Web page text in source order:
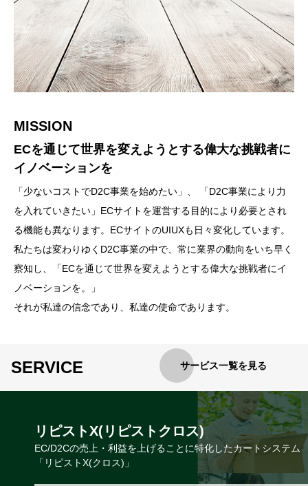
MISSION
ECを通じて世界を変えようとする偉大な挑戦者に
イノベーションを
「少ないコストでD2C事業を始めたい」、 「D2C事業により力
を入れていきたい」ECサイトを運営する目的により必要とされ
る機能も異なります。ECサイトのUIUXも日々変化しています。
私たちは変わりゆくD2C事業の中で、常に業界の動向をいち早く
察知し、「ECを通じて世界を変えようとする偉大な挑戦者にイ
ノベーションを。」
それが私達の信念であり、私達の使命であります。
CORE VALUE
リピストを形づくる、
3つのコアバリュー
01 | SATISFACTION
取り組んだ仕事は、常に『完璧』でなければならない。
誠実で一切の妥協ない仕事を続ける事によって
初めて信頼関係が...
SERVICE サービス一覧を見る
リピストX(リピストクロス)
EC/D2Cの売上・利益を上げることに特化したカートシステム
「リピストX(クロス)」